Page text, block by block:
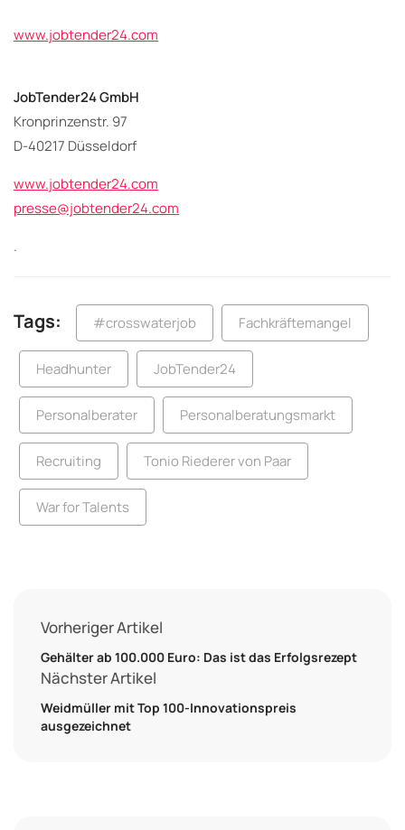
www.jobtender24.com
JobTender24 GmbH
Kronprinzenstr. 97
D-40217 Düsseldorf
www.jobtender24.com
presse@jobtender24.com
.
Tags: #crosswaterjob Fachkräftemangel
Headhunter JobTender24
Personalberater Personalberatungsmarkt
Recruiting Tonio Riederer von Paar
War for Talents
Vorheriger Artikel
Gehälter ab 100.000 Euro: Das ist das Erfolgsrezept
Nächster Artikel
Weidmüller mit Top 100-Innovationspreis
ausgezeichnet